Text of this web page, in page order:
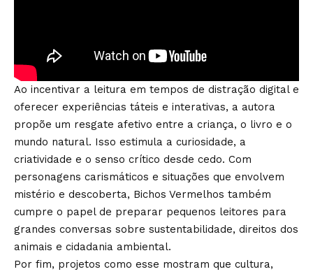
Ao incentivar a leitura em tempos de distração digital e
oferecer experiências táteis e interativas, a autora
propõe um resgate afetivo entre a criança, o livro e o
mundo natural. Isso estimula a curiosidade, a
criatividade e o senso crítico desde cedo. Com
personagens carismáticos e situações que envolvem
mistério e descoberta, Bichos Vermelhos também
cumpre o papel de preparar pequenos leitores para
grandes conversas sobre sustentabilidade, direitos dos
animais e cidadania ambiental.
Por fim, projetos como esse mostram que cultura,